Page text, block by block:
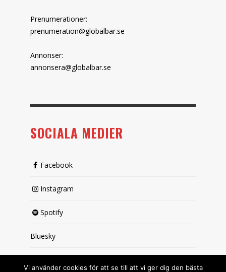
Prenumerationer:
prenumeration@globalbar.se
Annonser:
annonsera@globalbar.se
SOCIALA MEDIER
Facebook
Instagram
Spotify
Bluesky
Vi använder cookies för att se till att vi ger dig den bästa